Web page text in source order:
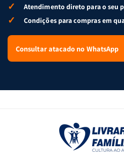
✓ Atendimento direto para o seu
✓ Condições para compras em
Consultar atacado no WhatsApp